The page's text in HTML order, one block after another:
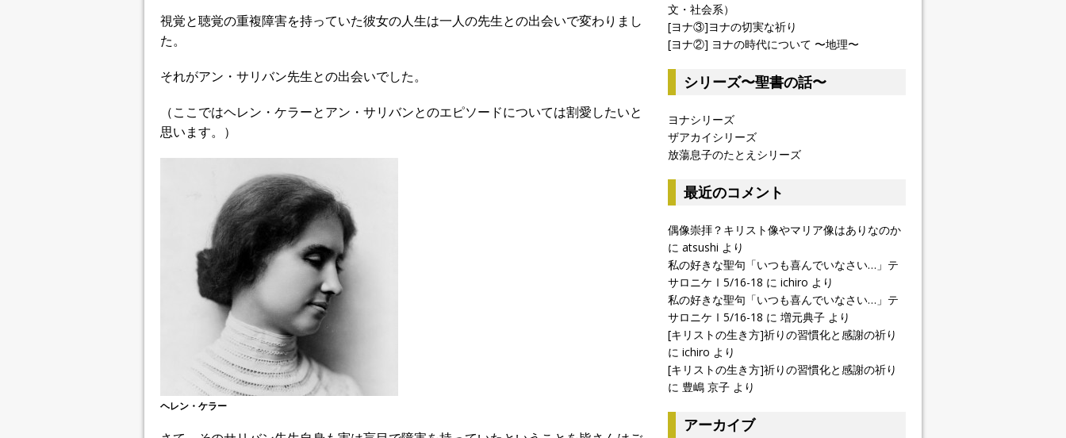
視覚と聴覚の重複障害を持っていた彼女の人生は一人の先生との出会いで変わりまし
た。
それがアン・サリバン先生との出会いでした。
（ここではヘレン・ケラーとアン・サリバンとのエピソードについては割愛したいと
思います。）
ヘレン・ケラー
文・社会系）
[ヨナ③]ヨナの切実な祈り
[ヨナ②] ヨナの時代について 〜地理〜
シリーズ〜聖書の話〜
ヨナシリーズ
ザアカイシリーズ
放蕩息子のたとえシリーズ
最近のコメント
偶像崇拝？キリスト像やマリア像はありなのか
に atsushi より
私の好きな聖句「いつも喜んでいなさい…」テ
サロニケⅠ5/16-18 に ichiro より
私の好きな聖句「いつも喜んでいなさい…」テ
サロニケⅠ5/16-18 に 増元典子 より
[キリストの生き方]祈りの習慣化と感謝の祈り
に ichiro より
[キリストの生き方]祈りの習慣化と感謝の祈り
に 豊嶋 京子 より
アーカイブ